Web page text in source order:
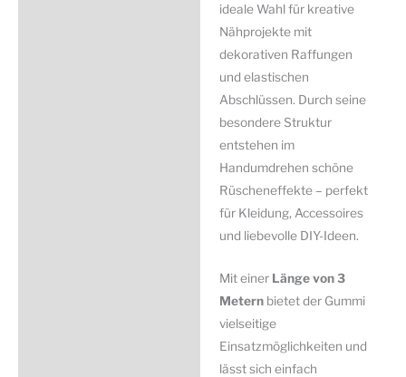
ideale Wahl für kreative
Nähprojekte mit
dekorativen Raffungen
und elastischen
Abschlüssen. Durch seine
besondere Struktur
entstehen im
Handumdrehen schöne
Rüscheneffekte – perfekt
für Kleidung, Accessoires
und liebevolle DIY-Ideen.
Mit einer Länge von 3
Meternbietet der Gummi
vielseitige
Einsatzmöglichkeiten und
lässt sich einfach